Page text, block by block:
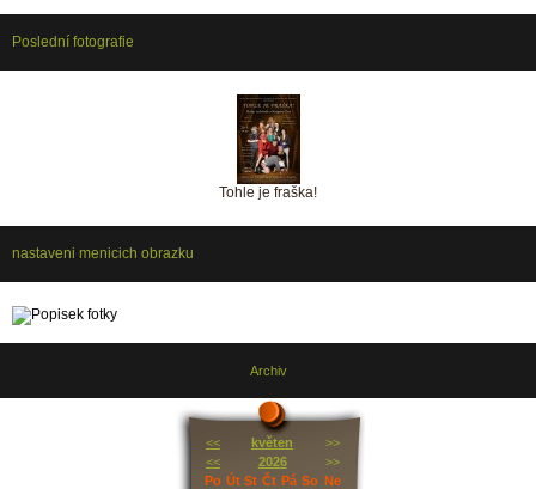
Poslední fotografie
Tohle je fraška!
nastaveni menicich obrazku
Archiv
<< květen
>>
<<
2026
>>
Po Út St Čt Pá So Ne